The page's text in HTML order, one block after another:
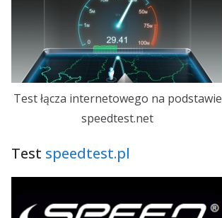
Test łącza internetowego na podstawie
speedtest.net
Test speedtest.pl